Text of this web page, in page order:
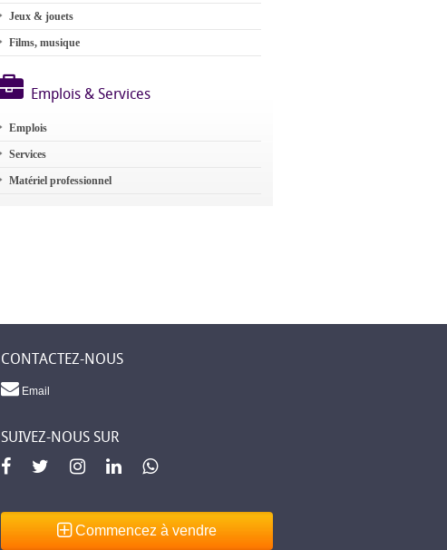
Jeux & jouets
Films, musique
Emplois & Services
Emplois
Services
Matériel professionnel
CONTACTEZ-NOUS
Email
SUIVEZ-NOUS SUR
Commencez à vendre